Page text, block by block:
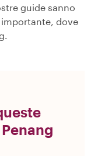
guide sanno
importante, dove